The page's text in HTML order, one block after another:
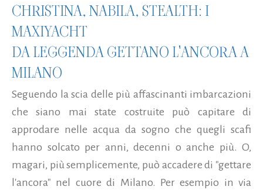
CHRISTINA, NABILA, STEALTH: I
MAXIYACHT
DA LEGGENDA GETTANO L'ANCORA A
MILANO
Seguendo la scia delle più affascinanti imbarcazioni
che siano mai state costruite può capitare di
approdare nelle acqua da sogno che quegli scafi
hanno solcato per anni, decenni o anche più. O,
magari, più semplicemente, può accadere di "gettare
l'ancora" nel cuore di Milano. Per esempio in via